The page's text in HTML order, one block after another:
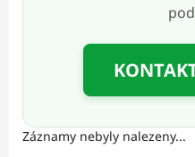
Záznamy nebyly nalezeny...